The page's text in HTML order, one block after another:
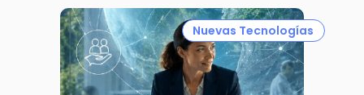
Nuevas Tecnologías